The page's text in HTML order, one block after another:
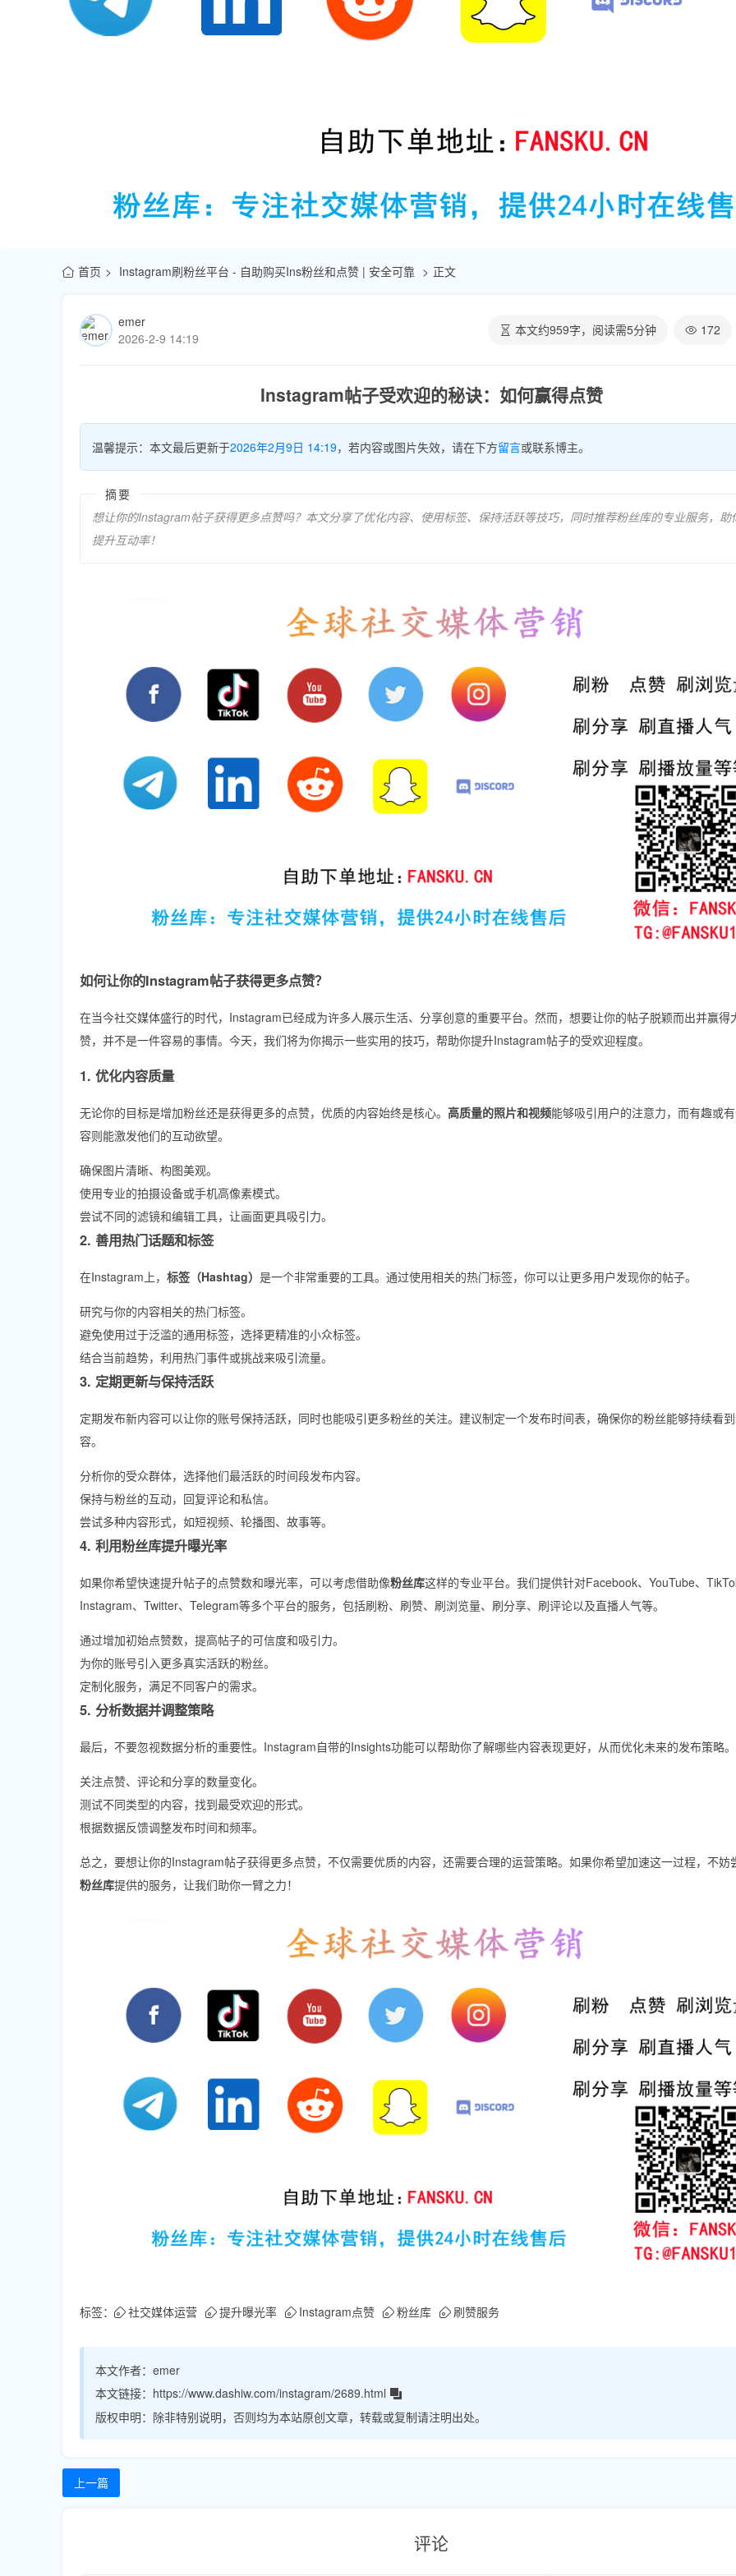
首页 Instagram刷粉丝平台 - 自助购买Ins粉丝和点赞 | 安全可靠 正文
emer
2026-2-9 14:19
本文约959字，阅读需5分钟 172
Instagram帖子受欢迎的秘诀：如何赢得点赞
温馨提示：本文最后更新于2026年2月9日 14:19，若内容或图片失效，请在下方留言或联系博主。
摘要
想让你的Instagram帖子获得更多点赞吗？本文分享了优化内容、使用标签、保持活跃等技巧，同时推荐粉丝库的专业服务，助
提升互动率！
如何让你的Instagram帖子获得更多点赞？
在当今社交媒体盛行的时代，Instagram已经成为许多人展示生活、分享创意的重要平台。然而，想要让你的帖子脱颖而出并赢得
赞，并不是一件容易的事情。今天，我们将为你揭示一些实用的技巧，帮助你提升Instagram帖子的受欢迎程度。
1. 优化内容质量
无论你的目标是增加粉丝还是获得更多的点赞，优质的内容始终是核心。 高质量的照片和视频能够吸引用户的注意力，而有趣或
容则能激发他们的互动欲望。
确保图片清晰、构图美观。
使用专业的拍摄设备或手机高像素模式。
尝试不同的滤镜和编辑工具，让画面更具吸引力。
2. 善用热门话题和标签
在Instagram上， 标签（Hashtag） 是一个非常重要的工具。通过使用相关的热门标签，你可以让更多用户发现你的帖子。
研究与你的内容相关的热门标签。
避免使用过于泛滥的通用标签，选择更精准的小众标签。
结合当前趋势，利用热门事件或挑战来吸引流量。
3. 定期更新与保持活跃
定期发布新内容可以让你的账号保持活跃，同时也能吸引更多粉丝的关注。建议制定一个发布时间表，确保你的粉丝能够持续看
容。
分析你的受众群体，选择他们最活跃的时间段发布内容。
保持与粉丝的互动，回复评论和私信。
尝试多种内容形式，如短视频、轮播图、故事等。
4. 利用粉丝库提升曝光率
如果你希望快速提升帖子的点赞数和曝光率，可以考虑借助像粉丝库这样的专业平台。我们提供针对Facebook、YouTube、
Instagram、Twitter、Telegram等多个平台的服务，包括刷粉、刷赞、刷浏览量、刷分享、刷评论以及直播人气等。
通过增加初始点赞数，提高帖子的可信度和吸引力。
为你的账号引入更多真实活跃的粉丝。
定制化服务，满足不同客户的需求。
5. 分析数据并调整策略
最后，不要忽视数据分析的重要性。Instagram自带的Insights功能可以帮助你了解哪些内容表现更好，从而优化未来的发布策略。
关注点赞、评论和分享的数量变化。
测试不同类型的内容，找到最受欢迎的形式。
根据数据反馈调整发布时间和频率。
总之，要想让你的Instagram帖子获得更多点赞，不仅需要优质的内容，还需要合理的运营策略。如果你希望加速这一过程，不妨
粉丝库提供的服务，让我们助你一臂之力！
标签： 社交媒体运营 提升曝光率 Instagram点赞 粉丝库 刷赞服务
本文作者： emer
本文链接： https://www.dashiw.com/instagram/2689.html
版权申明： 除非特别说明，否则均为本站原创文章，转载或复制请注明出处。
上一篇
评论